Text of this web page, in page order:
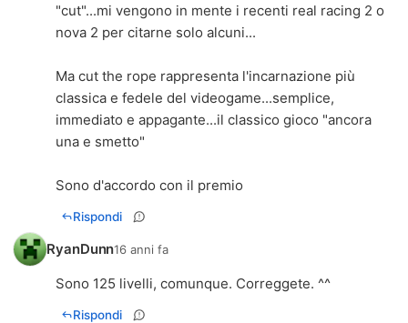
"cut"...mi vengono in mente i recenti real racing 2 o
nova 2 per citarne solo alcuni...
Ma cut the rope rappresenta l'incarnazione più
classica e fedele del videogame...semplice,
immediato e appagante...il classico gioco "ancora
una e smetto"
Sono d'accordo con il premio
Rispondi
RyanDunn16 anni fa
Sono 125 livelli, comunque. Correggete. ^^
Rispondi